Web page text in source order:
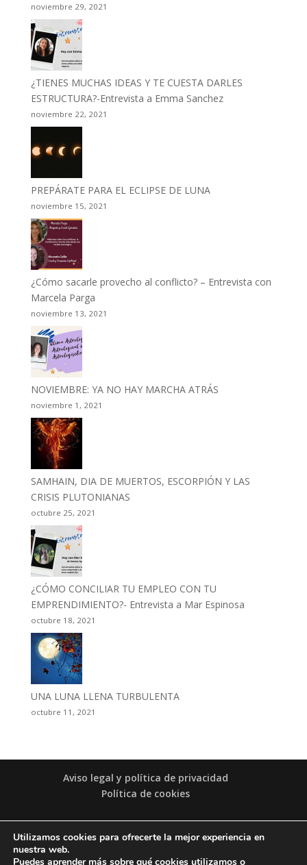
noviembre 29, 2021
¿TIENES MUCHAS IDEAS Y TE CUESTA DARLES
ESTRUCTURA?-Entrevista a Emma Sanchez
noviembre 22, 2021
PREPÁRATE PARA EL ECLIPSE DE LUNA
noviembre 15, 2021
¿Cómo sacarle provecho al conflicto? – Entrevista con
Marcela Parga
noviembre 13, 2021
NOVIEMBRE: YA NO HAY MARCHA ATRÁS
noviembre 1, 2021
SAMHAIN, DIA DE MUERTOS, ESCORPIÓN Y LAS
CRISIS PLUTONIANAS
octubre 25, 2021
¿CÓMO CONCILIAR TU EMPLEO CON TU
EMPRENDIMIENTO?- Entrevista a Mar Espinosa
octubre 18, 2021
UNA LUNA LLENA TURBULENTA
octubre 11, 2021
Aviso legal y política de privacidad
Política de cookies
DERECHOS RESERVADOS | CONTACTO: WHATSAPP:
+49 1515 5536857, EMAIL:
Utilizamos cookies para ofrecerte la mejor experiencia en
nuestra web.
Puedes aprender más sobre qué cookies utilizamos o